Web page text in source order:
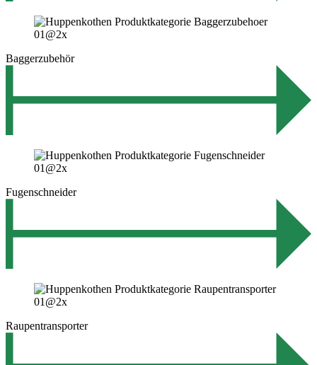
Baggerzubehör
Fugenschneider
Raupentransporter